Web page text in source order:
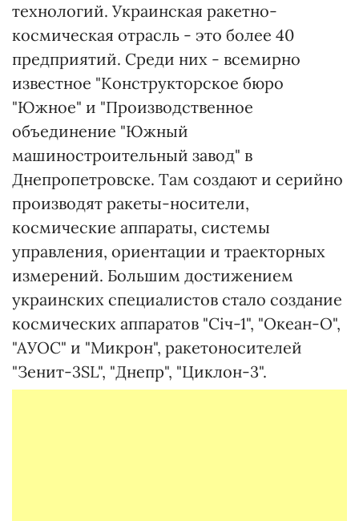
технологий. Украинская ракетно-
космическая отрасль - это более 40
предприятий. Среди них - всемирно
известное "Конструкторское бюро
"Южное" и "Производственное
объединение "Южный
машиностроительный завод" в
Днепропетровске. Там создают и серийно
производят ракеты-носители,
космические аппараты, системы
управления, ориентации и траекторных
измерений. Большим достижением
украинских специалистов стало создание
космических аппаратов "Січ-1", "Океан-О",
"АУОС" и "Микрон", ракетоносителей
"Зенит-3SL", "Днепр", "Циклон-3".